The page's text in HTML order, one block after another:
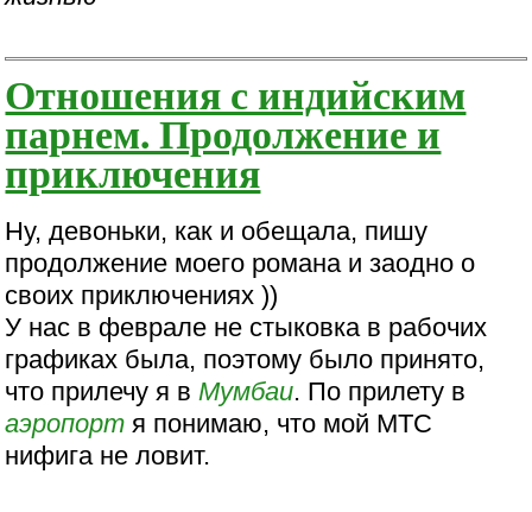
Отношения с индийским
парнем. Продолжение и
приключения
Ну, девоньки, как и обещала, пишу
продолжение моего романа и заодно о
своих приключениях ))
У нас в феврале не стыковка в рабочих
графиках была, поэтому было принято,
что прилечу я вМумбаи. По прилету в
аэропорт я понимаю, что мой МТС
нифига не ловит.